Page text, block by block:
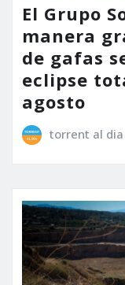
El Grupo
manera
de gafas
eclipse
agosto
torrent al dia